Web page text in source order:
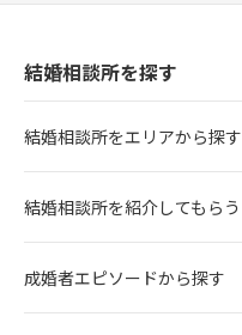
結婚相談所を探す
結婚相談所をエリアから探す
結婚相談所を紹介してもらう
成婚者エピソードから探す